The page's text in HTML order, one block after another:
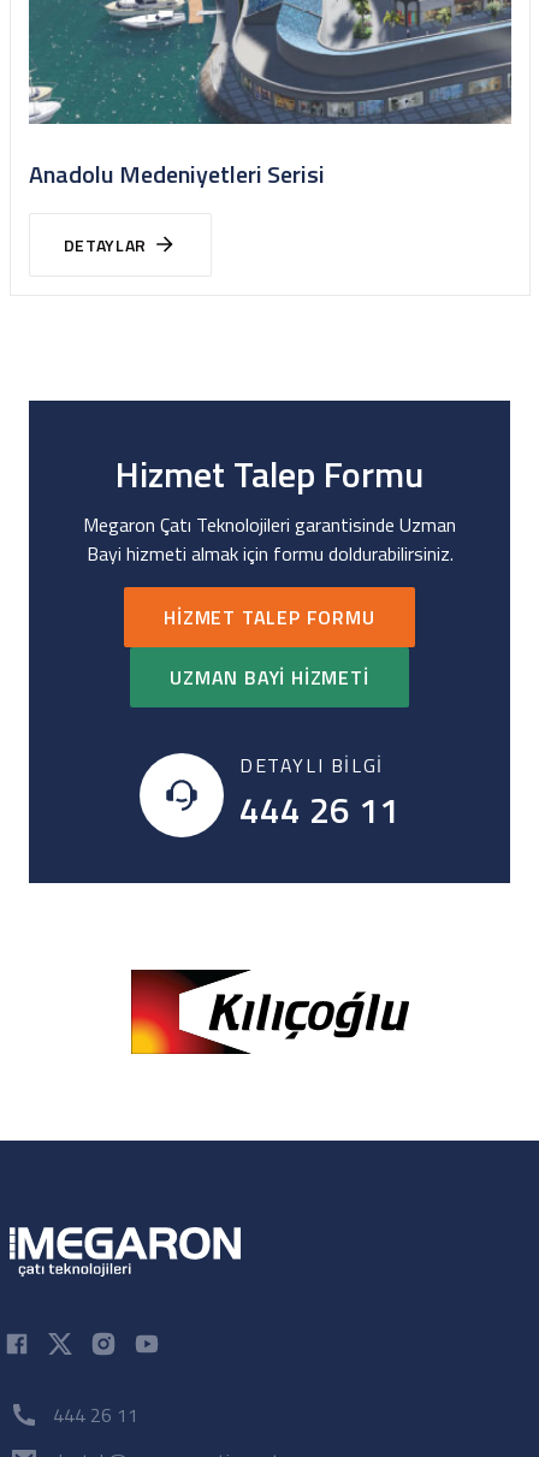
Anadolu Medeniyetleri Serisi
DETAYLAR
Hizmet Talep Formu
Megaron Çatı Teknolojileri garantisinde Uzman
Bayi hizmeti almak için formu doldurabilirsiniz.
HIZMET TALEP FORMU
UZMAN BAYI HIZMETI
DETAYLI BILGI
444 26 11
444 26 11